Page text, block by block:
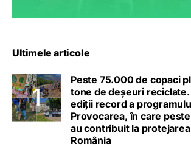
Ultimele articole
Peste 75.000 de copaci
tone de deșeuri
ediții record a
Provocarea, în care
au contribuit la
România